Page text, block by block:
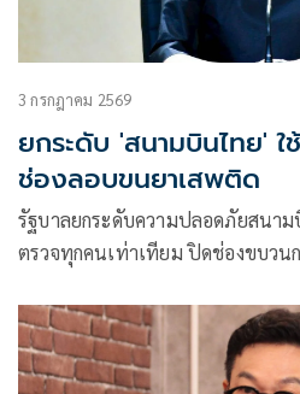
3 กรกฎาคม 2569
ยกระดับ 'สนามบินไทย'
ช่องลอบขนยาเสพติด
รัฐบาลยกระดับความปลอดภัยสนา
ตรวจทุกคนเท่าเทียม ปิดช่องขบวน